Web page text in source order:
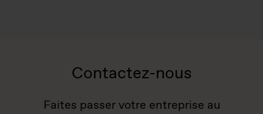
Contactez-nous
Faites passer votre entreprise au